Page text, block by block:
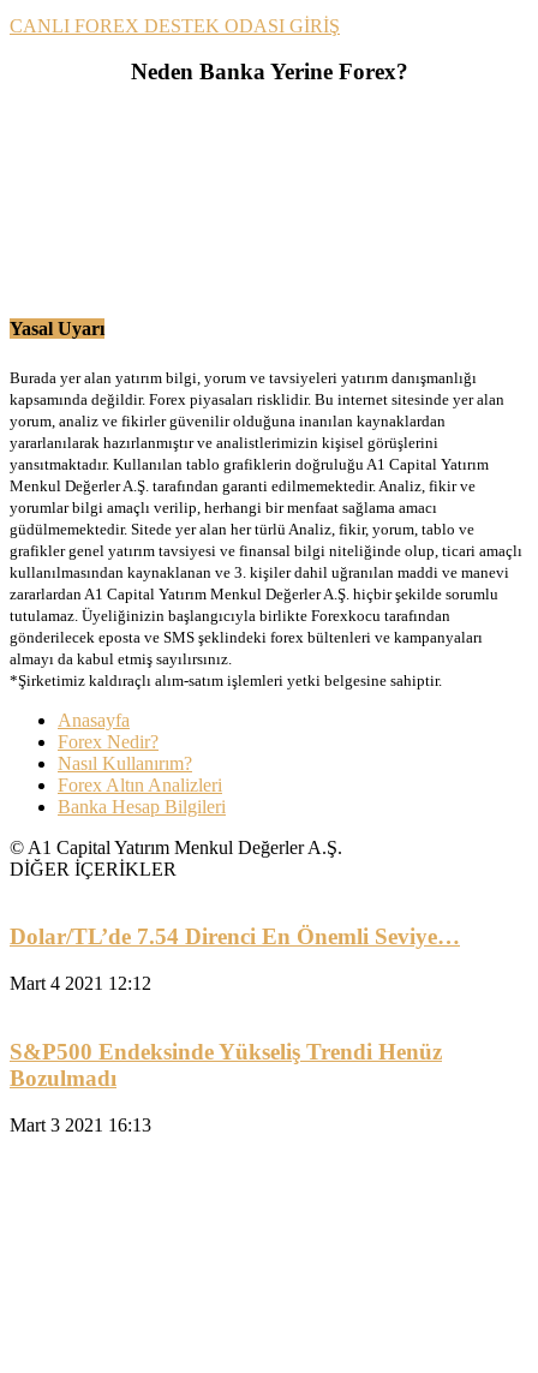
CANLI FOREX DESTEK ODASI GİRİŞ
Neden Banka Yerine Forex?
Yasal Uyarı
Burada yer alan yatırım bilgi, yorum ve tavsiyeleri yatırım danışmanlığı
kapsamında değildir. Forex piyasaları risklidir. Bu internet sitesinde yer alan
yorum, analiz ve fikirler güvenilir olduğuna inanılan kaynaklardan
yararlanılarak hazırlanmıştır ve analistlerimizin kişisel görüşlerini
yansıtmaktadır. Kullanılan tablo grafiklerin doğruluğu A1 Capital Yatırım
Menkul Değerler A.Ş. tarafından garanti edilmemektedir. Analiz, fikir ve
yorumlar bilgi amaçlı verilip, herhangi bir menfaat sağlama amacı
güdülmemektedir. Sitede yer alan her türlü Analiz, fikir, yorum, tablo ve
grafikler genel yatırım tavsiyesi ve finansal bilgi niteliğinde olup, ticari amaçlı
kullanılmasından kaynaklanan ve 3. kişiler dahil uğranılan maddi ve manevi
zararlardan A1 Capital Yatırım Menkul Değerler A.Ş. hiçbir şekilde sorumlu
tutulamaz. Üyeliğinizin başlangıcıyla birlikte Forexkocu tarafından
gönderilecek eposta ve SMS şeklindeki forex bültenleri ve kampanyaları
almayı da kabul etmiş sayılırsınız.
*Şirketimiz kaldıraçlı alım-satım işlemleri yetki belgesine sahiptir.
Anasayfa
Forex Nedir?
Nasıl Kullanırım?
Forex Altın Analizleri
Banka Hesap Bilgileri
© A1 Capital Yatırım Menkul Değerler A.Ş.
DİĞER İÇERİKLER
Dolar/TL’de 7.54 Direnci En Önemli Seviye…
Mart 4 2021 12:12
S&P500 Endeksinde Yükseliş Trendi Henüz
Bozulmadı
Mart 3 2021 16:13